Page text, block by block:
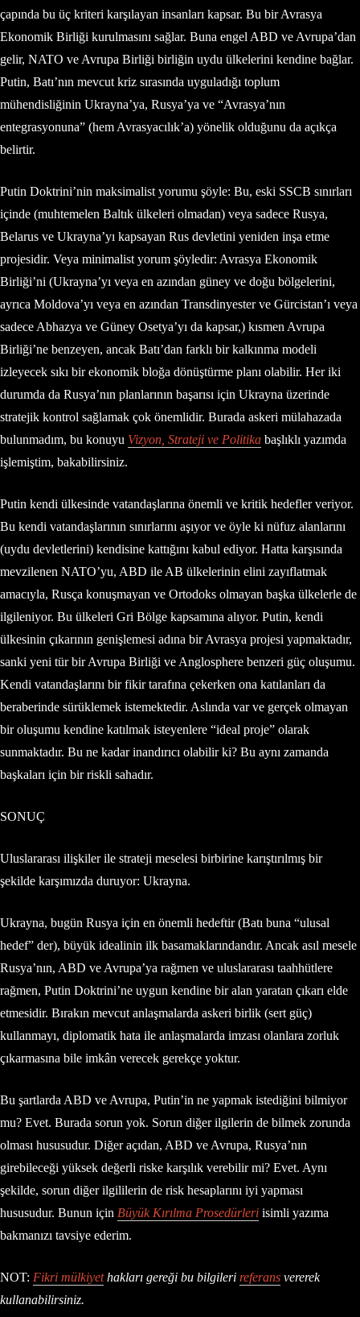
çapında bu üç kriteri karşılayan insanları kapsar. Bu bir Avrasya
Ekonomik Birliği kurulmasını sağlar. Buna engel ABD ve Avrupa’dan
gelir, NATO ve Avrupa Birliği birliğin uydu ülkelerini kendine bağlar.
Putin, Batı’nın mevcut kriz sırasında uyguladığı toplum
mühendisliğinin Ukrayna’ya, Rusya’ya ve “Avrasya’nın
entegrasyonuna” (hem Avrasyacılık’a) yönelik olduğunu da açıkça
belirtir.
Putin Doktrini’nin maksimalist yorumu şöyle: Bu, eski SSCB sınırları
içinde (muhtemelen Baltık ülkeleri olmadan) veya sadece Rusya,
Belarus ve Ukrayna’yı kapsayan Rus devletini yeniden inşa etme
projesidir. Veya minimalist yorum şöyledir: Avrasya Ekonomik
Birliği’ni (Ukrayna’yı veya en azından güney ve doğu bölgelerini,
ayrıca Moldova’yı veya en azından Transdinyester ve Gürcistan’ı veya
sadece Abhazya ve Güney Osetya’yı da kapsar,) kısmen Avrupa
Birliği’ne benzeyen, ancak Batı’dan farklı bir kalkınma modeli
izleyecek sıkı bir ekonomik bloğa dönüştürme planı olabilir. Her iki
durumda da Rusya’nın planlarının başarısı için Ukrayna üzerinde
stratejik kontrol sağlamak çok önemlidir. Burada askeri mülahazada
bulunmadım, bu konuyu Vizyon, Strateji ve Politika başlıklı yazımda
işlemiştim, bakabilirsiniz.
Putin kendi ülkesinde vatandaşlarına önemli ve kritik hedefler veriyor.
Bu kendi vatandaşlarının sınırlarını aşıyor ve öyle ki nüfuz alanlarını
(uydu devletlerini) kendisine kattığını kabul ediyor. Hatta karşısında
mevzilenen NATO’yu, ABD ile AB ülkelerinin elini zayıflatmak
amacıyla, Rusça konuşmayan ve Ortodoks olmayan başka ülkelerle de
ilgileniyor. Bu ülkeleri Gri Bölge kapsamına alıyor. Putin, kendi
ülkesinin çıkarının genişlemesi adına bir Avrasya projesi yapmaktadır,
sanki yeni tür bir Avrupa Birliği ve Anglosphere benzeri güç oluşumu.
Kendi vatandaşlarını bir fikir tarafına çekerken ona katılanları da
beraberinde sürüklemek istemektedir. Aslında var ve gerçek olmayan
bir oluşumu kendine katılmak isteyenlere “ideal proje” olarak
sunmaktadır. Bu ne kadar inandırıcı olabilir ki? Bu aynı zamanda
başkaları için bir riskli sahadır.
SONUÇ
Uluslararası ilişkiler ile strateji meselesi birbirine karıştırılmış bir
şekilde karşımızda duruyor: Ukrayna.
Ukrayna, bugün Rusya için en önemli hedeftir (Batı buna “ulusal
hedef” der), büyük idealinin ilk basamaklarındandır. Ancak asıl mesele
Rusya’nın, ABD ve Avrupa’ya rağmen ve uluslararası taahhütlere
rağmen, Putin Doktrini’ne uygun kendine bir alan yaratan çıkarı elde
etmesidir. Bırakın mevcut anlaşmalarda askeri birlik (sert güç)
kullanmayı, diplomatik hata ile anlaşmalarda imzası olanlara zorluk
çıkarmasına bile imkân verecek gerekçe yoktur.
Bu şartlarda ABD ve Avrupa, Putin’in ne yapmak istediğini bilmiyor
mu? Evet. Burada sorun yok. Sorun diğer ilgilerin de bilmek zorunda
olması hususudur. Diğer açıdan, ABD ve Avrupa, Rusya’nın
girebileceği yüksek değerli riske karşılık verebilir mi? Evet. Aynı
şekilde, sorun diğer ilgililerin de risk hesaplarını iyi yapması
hususudur. Bunun için Büyük Kırılma Prosedürleri isimli yazıma
bakmanızı tavsiye ederim.
NOT: Fikri mülkiyethakları gereği bu bilgileri referans vererek
kullanabilirsiniz.